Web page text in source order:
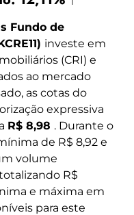
Fundo de
investe em
(CRI) e
ao mercado
as cotas do
expressiva
R$ 8,98 . Durante o
de R$ 8,92 e
volume
R$
e máxima em
para este